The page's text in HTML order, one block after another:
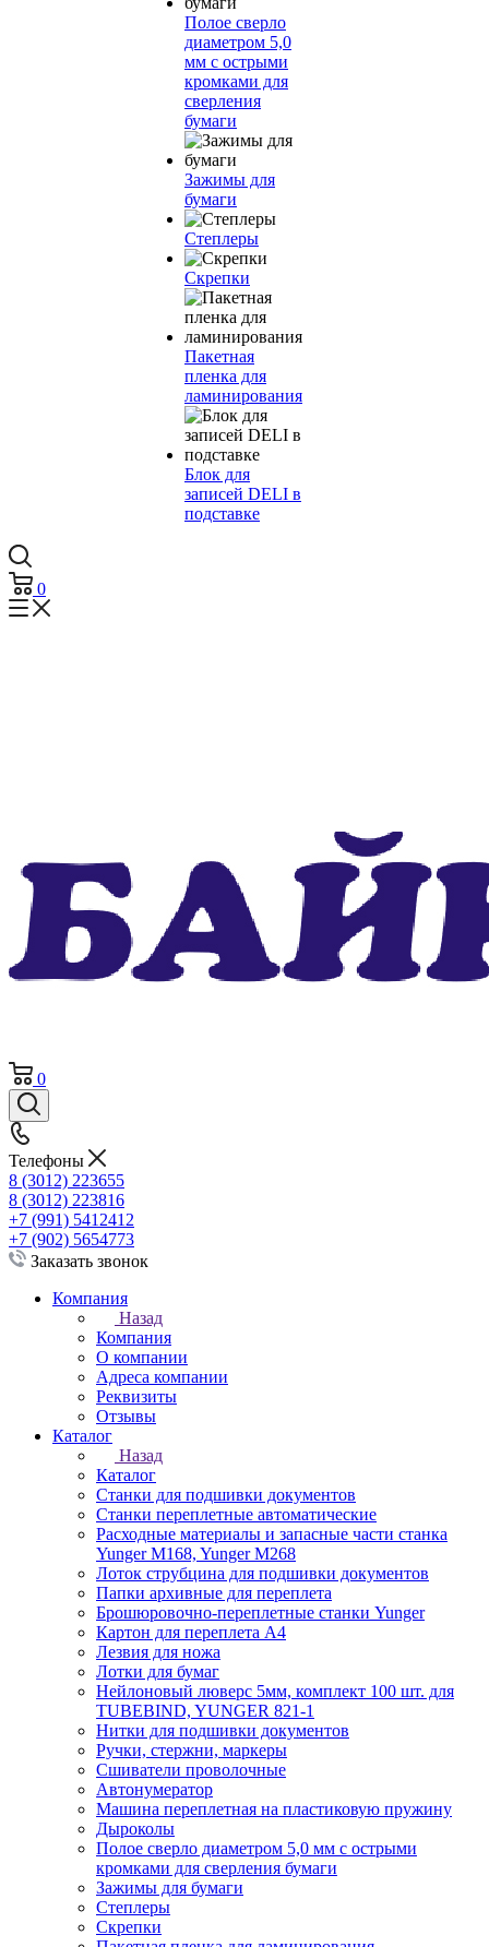
Полое сверло
диаметром 5,0
мм с острыми
кромками для
сверления
бумаги
Зажимы для
бумаги
Степлеры
Скрепки
Пакетная
пленка для
ламинирования
Блок для
записей DELI в
подставке
0
0
Телефоны
8 (3012) 223655
8 (3012) 223816
+7 (991) 5412412
+7 (902) 5654773
Заказать звонок
Компания
Назад
Компания
О компании
Адреса компании
Реквизиты
Отзывы
Каталог
Назад
Каталог
Станки для подшивки документов
Станки переплетные автоматические
Расходные материалы и запасные части станка
Yunger M168, Yunger M268
Лоток струбцина для подшивки документов
Папки архивные для переплета
Брошюровочно-переплетные станки Yunger
Картон для переплета А4
Лезвия для ножа
Лотки для бумаг
Нейлоновый люверс 5мм, комплект 100 шт. для
TUBEBIND, YUNGER 821-1
Нитки для подшивки документов
Ручки, стержни, маркеры
Сшиватели проволочные
Автонумератор
Машина переплетная на пластиковую пружину
Дыроколы
Полое сверло диаметром 5,0 мм с острыми
кромками для сверления бумаги
Зажимы для бумаги
Степлеры
Скрепки